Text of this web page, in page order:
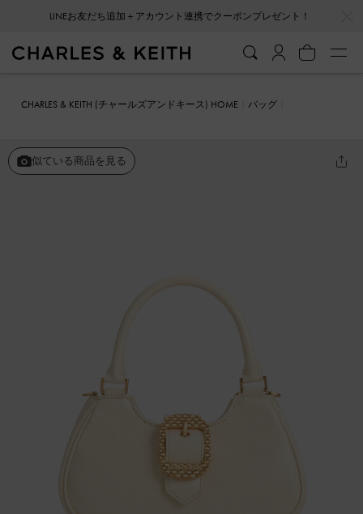
LINEお友だち追加＋アカウント連携でクーポンプレゼント！
CHARLES & KEITH (チャールズアンドキース) HOME
バッグ
似ている商品を見る